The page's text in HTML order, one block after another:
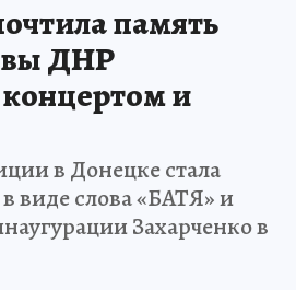
память
ДНР
и
в Донецке стала
виде слова «БАТЯ» и
Захарченко в